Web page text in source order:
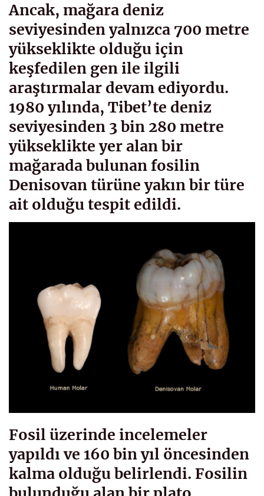
Ancak, mağara deniz
seviyesinden yalnızca 700 metre
yükseklikte olduğu için
keşfedilen gen ile ilgili
araştırmalar devam ediyordu.
1980 yılında, Tibet’te deniz
seviyesinden 3 bin 280 metre
yükseklikte yer alan bir
mağarada bulunan fosilin
Denisovan türüne yakın bir türe
ait olduğu tespit edildi.
Fosil üzerinde incelemeler
yapıldı ve 160 bin yıl öncesinden
kalma olduğu belirlendi. Fosilin